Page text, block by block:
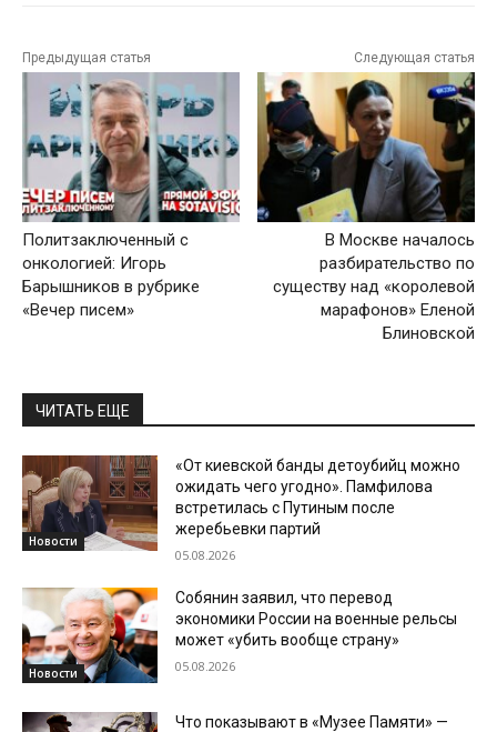
Предыдущая статья
Политзаключенный с
онкологией: Игорь
Барышников в рубрике
«Вечер писем»
Следующая статья
В Москве началось
разбирательство по
существу над «королевой
марафонов» Еленой
Блиновской
ЧИТАТЬ ЕЩЕ
Новости
«От киевской банды детоубийц можно
ожидать чего угодно». Памфилова
встретилась с Путиным после
жеребьевки партий
05.08.2026
Новости
Собянин заявил, что перевод
экономики России на военные рельсы
может «убить вообще страну»
05.08.2026
Что показывают в «Музее Памяти» —